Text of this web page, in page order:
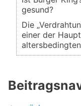
gesund?
Die
einer der